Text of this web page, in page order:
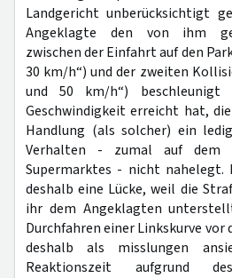
Landgericht unberücksichtigt
Angeklagte den von ihm
zwischen der Einfahrt auf den
30 km/h“) und der zweiten
und 50 km/h“) beschleunigt
Geschwindigkeit erreicht hat,
Handlung (als solcher) ein
Verhalten - zumal auf dem
Supermarktes - nicht nahelegt.
deshalb eine Lücke, weil die
ihr dem Angeklagten
Durchfahren einer Linkskurve vor
deshalb als misslungen
Reaktionszeit aufgrund